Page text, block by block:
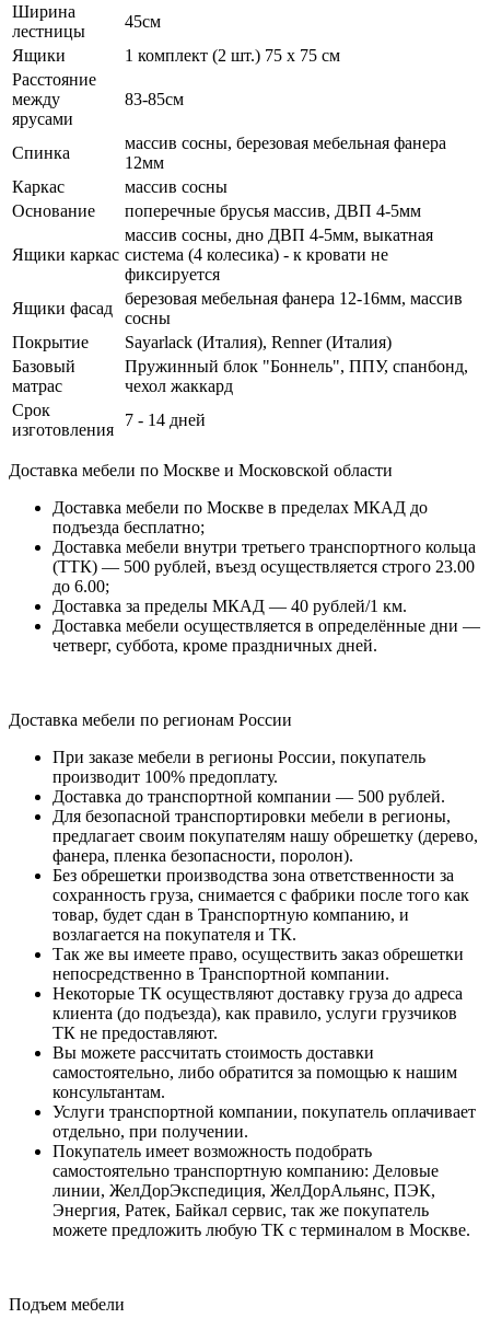
Ширина
лестницы
45см
Ящики
1 комплект (2 шт.) 75 х 75 см
Расстояние
между
ярусами
83-85см
Спинка
массив сосны, березовая мебельная фанера
12мм
Каркас
массив сосны
Основание
поперечные брусья массив, ДВП 4-5мм
Ящики каркас
массив сосны, дно ДВП 4-5мм, выкатная
система (4 колесика) - к кровати не
фиксируется
Ящики фасад
березовая мебельная фанера 12-16мм, массив
сосны
Покрытие
Sayarlack (Италия), Renner (Италия)
Базовый
матрас
Пружинный блок "Боннель", ППУ, спанбонд,
чехол жаккард
Срок
изготовления
7 - 14 дней
Доставка мебели по Москве и Московской области
Доставка мебели по Москве в пределах МКАД до
подъезда бесплатно;
Доставка мебели внутри третьего транспортного кольца
(ТТК) — 500 рублей, въезд осуществляется строго 23.00
до 6.00;
Доставка за пределы МКАД — 40 рублей/1 км.
Доставка мебели осуществляется в определённые дни —
четверг, суббота, кроме праздничных дней.
Доставка мебели по регионам России
При заказе мебели в регионы России, покупатель
производит 100% предоплату.
Доставка до транспортной компании — 500 рублей.
Для безопасной транспортировки мебели в регионы,
предлагает своим покупателям нашу обрешетку (дерево,
фанера, пленка безопасности, поролон).
Без обрешетки производства зона ответственности за
сохранность груза, снимается с фабрики после того как
товар, будет сдан в Транспортную компанию, и
возлагается на покупателя и ТК.
Так же вы имеете право, осуществить заказ обрешетки
непосредственно в Транспортной компании.
Некоторые ТК осуществляют доставку груза до адреса
клиента (до подъезда), как правило, услуги грузчиков
ТК не предоставляют.
Вы можете рассчитать стоимость доставки
самостоятельно, либо обратится за помощью к нашим
консультантам.
Услуги транспортной компании, покупатель оплачивает
отдельно, при получении.
Покупатель имеет возможность подобрать
самостоятельно транспортную компанию: Деловые
линии, ЖелДорЭкспедиция, ЖелДорАльянс, ПЭК,
Энергия, Ратек, Байкал сервис, так же покупатель
можете предложить любую ТК с терминалом в Москве.
Подъем мебели